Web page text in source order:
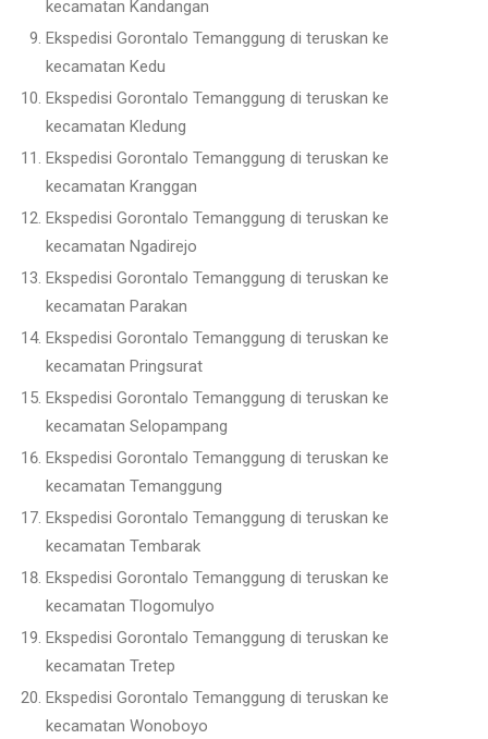
kecamatan Kandangan
Ekspedisi Gorontalo Temanggung di teruskan ke
kecamatan Kedu
Ekspedisi Gorontalo Temanggung di teruskan ke
kecamatan Kledung
Ekspedisi Gorontalo Temanggung di teruskan ke
kecamatan Kranggan
Ekspedisi Gorontalo Temanggung di teruskan ke
kecamatan Ngadirejo
Ekspedisi Gorontalo Temanggung di teruskan ke
kecamatan Parakan
Ekspedisi Gorontalo Temanggung di teruskan ke
kecamatan Pringsurat
Ekspedisi Gorontalo Temanggung di teruskan ke
kecamatan Selopampang
Ekspedisi Gorontalo Temanggung di teruskan ke
kecamatan Temanggung
Ekspedisi Gorontalo Temanggung di teruskan ke
kecamatan Tembarak
Ekspedisi Gorontalo Temanggung di teruskan ke
kecamatan Tlogomulyo
Ekspedisi Gorontalo Temanggung di teruskan ke
kecamatan Tretep
Ekspedisi Gorontalo Temanggung di teruskan ke
kecamatan Wonoboyo